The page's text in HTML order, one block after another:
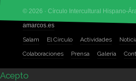
© 2026 · Círculo Intercultural Hispano-
amarcos.es
Salam
El Círculo Actividades
Colaboraciones
Prensa Galería
Acepto